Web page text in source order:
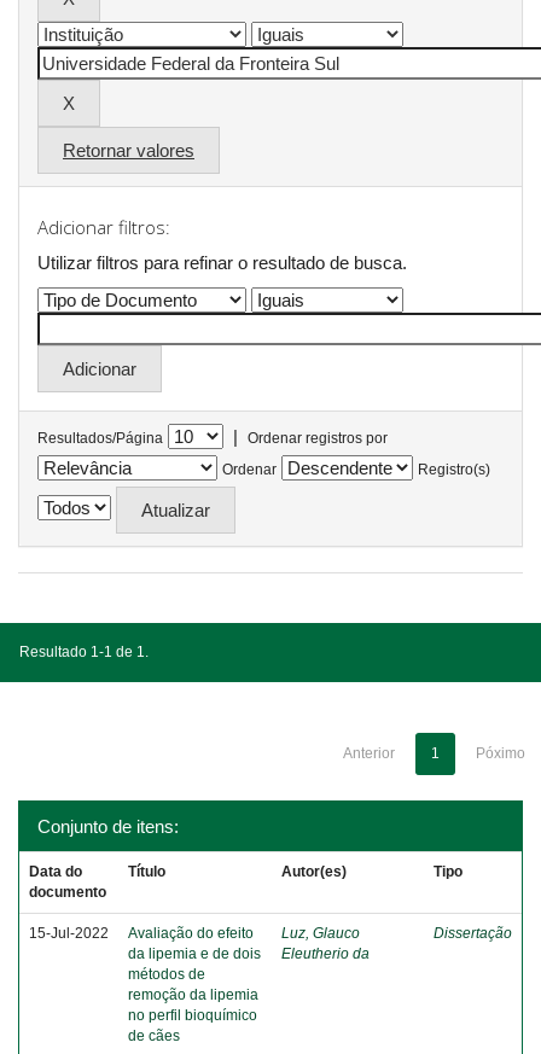
Retornar valores
Adicionar filtros:
Utilizar filtros para refinar o resultado de busca.
Resultados/Página |
Ordenar registros por
Ordenar
Registro(s)
Resultado 1-1 de 1.
Anterior 1 Póximo
Conjunto de itens:
Data do
documento
Título Autor(es) Tipo
15-Jul-2022
Avaliação do efeito
da lipemia e de dois
métodos de
remoção da lipemia
no perfil bioquímico
de cães
Luz, Glauco
Eleutherio da
Dissertação